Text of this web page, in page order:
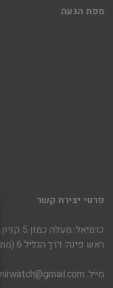
מפת הגעה
פרטי יצירת קשר
כרמיאל: מעלה כמון 5 קניון חוצות
ראש פינה: דרך הגליל 6 (מתחם שופינה)
מייל: nirwatch@gmail.com